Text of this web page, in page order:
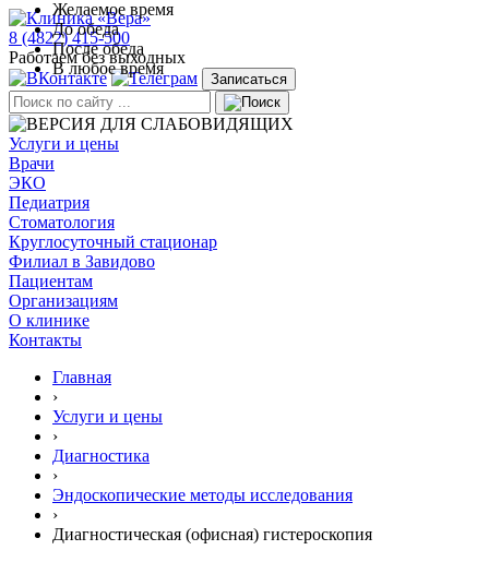
8 (4822) 415-500
Работаем без выходных
Записаться
Услуги и цены
Врачи
ЭКО
Педиатрия
Стоматология
Круглосуточный стационар
Филиал в Завидово
Пациентам
Организациям
О клинике
Контакты
Главная
›
Услуги и цены
›
Диагностика
›
Эндоскопические методы исследования
›
Диагностическая (офисная) гистероскопия
Желаемое время
До обеда
После обеда
В любое время